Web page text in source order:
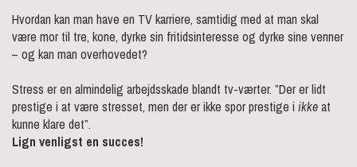
Hvordan kan man have en TV karriere, samtidig med at man skal
være mor til tre, kone, dyrke sin fritidsinteresse og dyrke sine venner
– og kan man overhovedet?
Stress er en almindelig arbejdsskade blandt tv-værter. ”Der er lidt
prestige i at være stresset, men der er ikke spor prestige i ikkeat
kunne klare det”.
Lign venligst en succes!